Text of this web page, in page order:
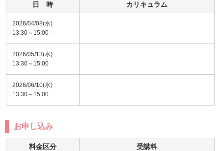
日 時 カリキュラム
2026/04/08(水)
13:30～15:00
2026/05/13(水)
13:30～15:00
2026/06/10(水)
13:30～15:00
お申し込み
料金区分 受講料